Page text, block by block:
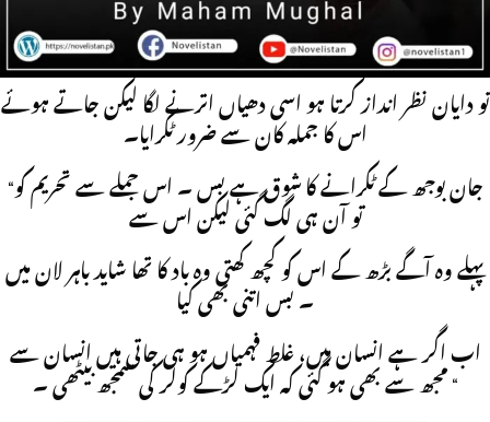
میں میں بولا بو تو تحریم ٹنگی شرمندگی سے سر جھک گیا۔ مصوری بس
وہ ۔ ۔ ۔ “وہ وه نادم ہوتی بولی
تو دایان نظر انداز کرتا ہو اسی دھیاں اترنے لگا لیکن جاتے ہوئے
اس کا جملہ کان سے ضرور ٹکرایا۔
“جان بوجھ کے ٹکرانے کا شوق ہے بس ۔ اس جملے سے تحریم کو
تو آن ہی لگ گئی لیکن اس سے
پہلے وہ آگے بڑھ کے اس کو کچھ کھتی وہ باد کا تھا شاید باہر لان میں
۔ بس اتنی بھی کیا
اب اگر ہے انسان میں، غلط فہمیاں ہو ہی جاتی ہیں انسان سے
مجھ سے بھی ہو گئی کہ ایک لڑکے کولر کی سمجھ بیٹھی ۔ “